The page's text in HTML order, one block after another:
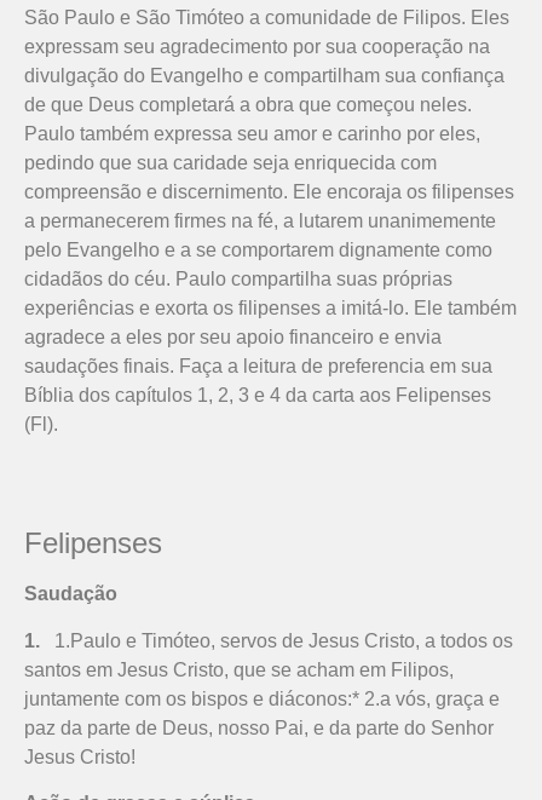
São Paulo e São Timóteo a comunidade de Filipos. Eles
expressam seu agradecimento por sua cooperação na
divulgação do Evangelho e compartilham sua confiança
de que Deus completará a obra que começou neles.
Paulo também expressa seu amor e carinho por eles,
pedindo que sua caridade seja enriquecida com
compreensão e discernimento. Ele encoraja os filipenses
a permanecerem firmes na fé, a lutarem unanimemente
pelo Evangelho e a se comportarem dignamente como
cidadãos do céu. Paulo compartilha suas próprias
experiências e exorta os filipenses a imitá-lo. Ele também
agradece a eles por seu apoio financeiro e envia
saudações finais. Faça a leitura de preferencia em sua
Bíblia dos capítulos 1, 2, 3 e 4 da carta aos Felipenses
(Fl).
Felipenses
Saudação
1. 1.Paulo e Timóteo, servos de Jesus Cristo, a todos os
santos em Jesus Cristo, que se acham em Filipos,
juntamente com os bispos e diáconos:* 2.a vós, graça e
paz da parte de Deus, nosso Pai, e da parte do Senhor
Jesus Cristo!